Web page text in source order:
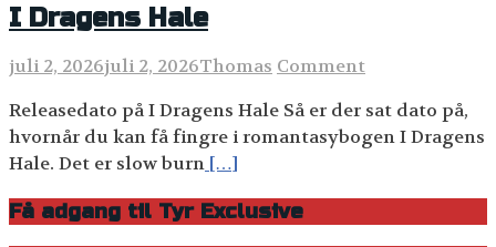
I Dragens Hale
juli 2, 2026juli 2, 2026Thomas Comment
Releasedato på I Dragens Hale Så er der sat dato på,
hvornår du kan få fingre i romantasybogen I Dragens
Hale. Det er slow burn […]
Få adgang til Tyr Exclusive